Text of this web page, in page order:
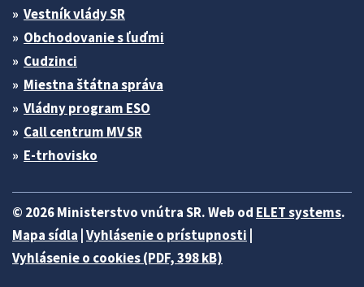
Vestník vlády SR
Obchodovanie s ľuďmi
Cudzinci
Miestna štátna správa
Vládny program ESO
Call centrum MV SR
E-trhovisko
© 2026 Ministerstvo vnútra SR. Web od ELET systems.
Mapa sídla Vyhlásenie o prístupnosti
Vyhlásenie o cookies (PDF, 398 kB)